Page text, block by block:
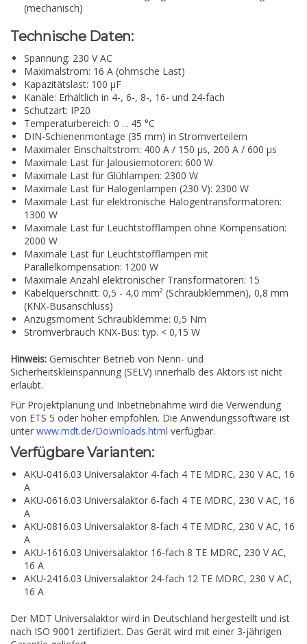
(mechanisch)
Technische Daten:
Spannung: 230 V AC
Maximalstrom: 16 A (ohmsche Last)
Kapazitätslast: 100 µF
Kanäle: Erhältlich in 4-, 6-, 8-, 16- und 24-fach
Schutzart: IP20
Temperaturbereich: 0 ... 45 °C
DIN-Schienenmontage (35 mm) in Stromverteilern
Maximaler Einschaltstrom: 400 A / 150 µs, 200 A / 600 µs
Maximale Last für Jalousiemotoren: 600 W
Maximale Last für Glühlampen: 2300 W
Maximale Last für Halogenlampen (230 V): 2300 W
Maximale Last für elektronische Halogentransformatoren:
1300 W
Maximale Last für Leuchtstofflampen ohne Kompensation:
2000 W
Maximale Last für Leuchtstofflampen mit
Parallelkompensation: 1200 W
Maximale Anzahl elektronischer Transformatoren: 15
Kabelquerschnitt: 0,5 - 4,0 mm² (Schraubklemmen), 0,8 mm
(KNX-Busanschluss)
Anzugsmoment Schraubklemme: 0,5 Nm
Stromverbrauch KNX-Bus: typ. < 0,15 W
Hinweis: Gemischter Betrieb von Nenn- und
Sicherheitskleinspannung (SELV) innerhalb des Aktors ist nicht
erlaubt.
Für Projektplanung und Inbetriebnahme wird die Verwendung
von ETS 5 oder höher empfohlen. Die Anwendungssoftware ist
unter www.mdt.de/Downloads.html verfügbar.
Verfügbare Varianten:
AKU-0416.03 Universalaktor 4-fach 4 TE MDRC, 230 V AC, 16
A
AKU-0616.03 Universalaktor 6-fach 4 TE MDRC, 230 V AC, 16
A
AKU-0816.03 Universalaktor 8-fach 4 TE MDRC, 230 V AC, 16
A
AKU-1616.03 Universalaktor 16-fach 8 TE MDRC, 230 V AC,
16 A
AKU-2416.03 Universalaktor 24-fach 12 TE MDRC, 230 V AC,
16 A
Der MDT Universalaktor wird in Deutschland hergestellt und ist
nach ISO 9001 zertifiziert. Das Gerät wird mit einer 3-jährigen